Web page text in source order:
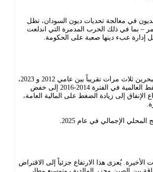
الديون في معالجة تحديات ديون السودان، تظل
– بما في ذلك الحرب المدمرة التي اندلعت
تضاعفت نسبة الدين العام إلى الناتج المحلي الإجمالي للبحرين ثلاث مرات تقريباً بين عامي 2012 و 2023،
ويُعزى هذا الارتفاع إلى عدة عوامل. أدى انهيار أسعار النفط العالمية في الفترة 2014-2016 إلى خفض
الإنفاق إلى زيادة الضغط على المالية العامة،
يُعزى هذا الارتفاع جزئياً إلى الاقتراض